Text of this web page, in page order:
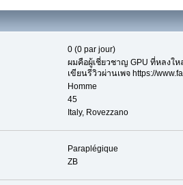
0 (0 par jour)
ผมคือผู้เชี่ยวชาญ GPU ที่หลงใ
เขียนรีวิวผ่านเพจ https://
Homme
45
Italy, Rovezzano
Paraplégique
ZB